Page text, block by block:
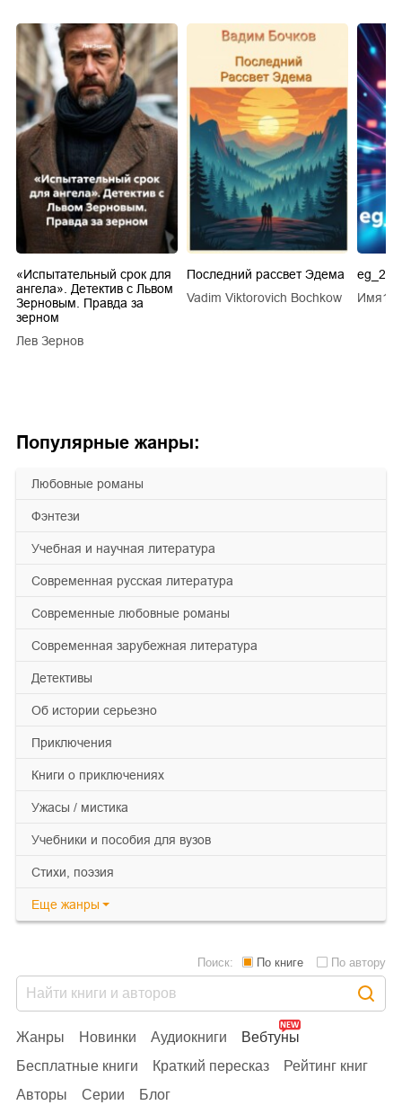
Популярные жанры:
любовные романы
фэнтези
учебная и научная литература
современная русская литература
современные любовные романы
современная зарубежная литература
детективы
об истории серьезно
приключения
книги о приключениях
ужасы / мистика
учебники и пособия для вузов
cтихи, поэзия
Еще жанры
«Испытательный срок для
ангела». Детектив с Львом
Зерновым. Правда за
зерном
Лев Зернов
Последний рассвет Эдема
Vadim Viktorovich Bochkow
Имя1
Жанры Новинки Аудиокниги
Вебтуны
Бесплатные книги
Краткий пересказ
Рейтинг книг
Авторы
Серии Блог
Поиск: По книге По автору